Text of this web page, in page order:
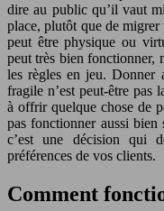
dire au public qu’il vaut
place, plutôt que de
peut être physique ou
peut très bien fonctionner,
les règles en jeu. Donner
fragile n’est peut-être pas
à offrir quelque chose de
pas fonctionner aussi
c’est une décision qui
préférences de vos clients.
Comment